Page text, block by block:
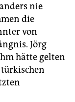
nie
die
von
Jörg
hätte gelten